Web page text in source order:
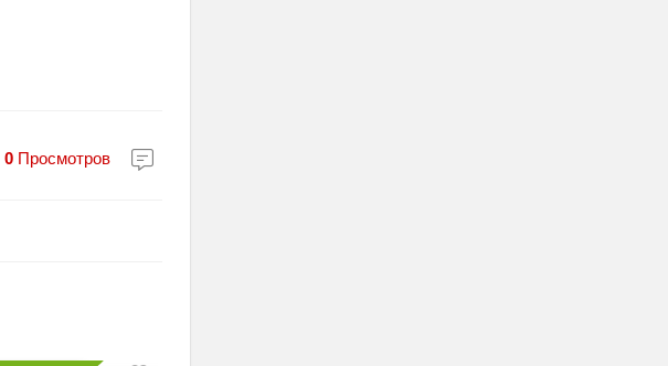
0 Просмотров